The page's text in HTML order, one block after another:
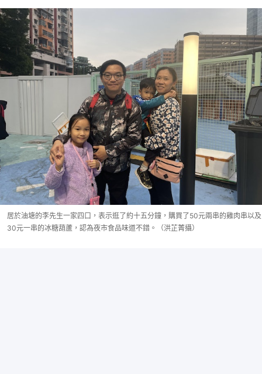
居於油塘的李先生一家四口，表示逛了約十五分鐘，購買了50元兩串的雞肉串以及
30元一串的冰糖葫蘆，認為夜市食品味道不錯。（洪芷菁攝）